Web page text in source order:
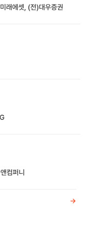
래에셋, (전)대우증권
컴퍼니
->